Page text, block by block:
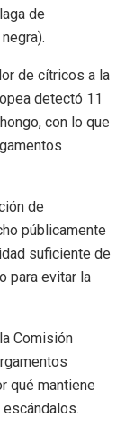
de
de cítricos a la
detectó 11
con lo que
de
públicamente
suficiente de
para evitar la
Comisión
qué mantiene